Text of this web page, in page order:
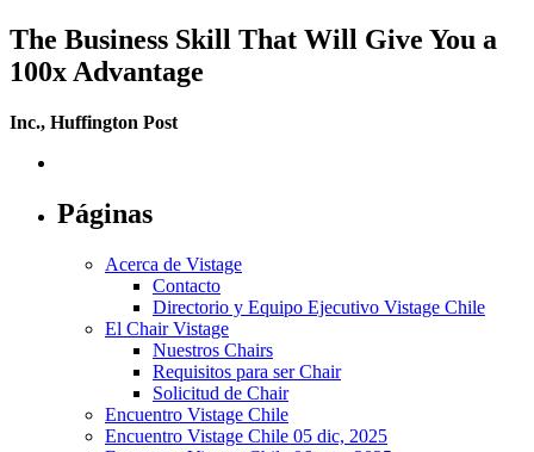
The Business Skill That Will Give You a
100x Advantage
Inc., Huffington Post
Páginas
Acerca de Vistage
Contacto
Directorio y Equipo Ejecutivo Vistage Chile
El Chair Vistage
Nuestros Chairs
Requisitos para ser Chair
Solicitud de Chair
Encuentro Vistage Chile
Encuentro Vistage Chile 05 dic, 2025